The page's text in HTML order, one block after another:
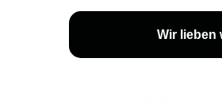
Wir lieben